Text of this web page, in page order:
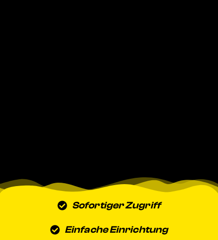
Sofortiger Zugriff
Einfache Einrichtung